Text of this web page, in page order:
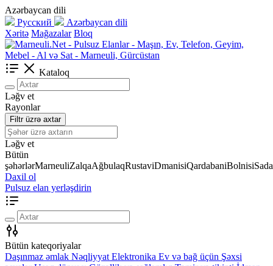
Azərbaycan dili
Русский
Azərbaycan dili
Xəritə Mağazalar Bloq
Kataloq
Ləğv et
Rayonlar
Filtr üzrə axtar
Ləğv et
Bütün
şəhərlərMarneuliZalqaAğbulaqRustaviDmanisiQardabaniBolnisi
Daxil ol
Pulsuz elan yerləşdirin
Bütün kateqoriyalar
Daşınmaz əmlak Nəqliyyat Elektronika Ev və bağ üçün Şəxsi